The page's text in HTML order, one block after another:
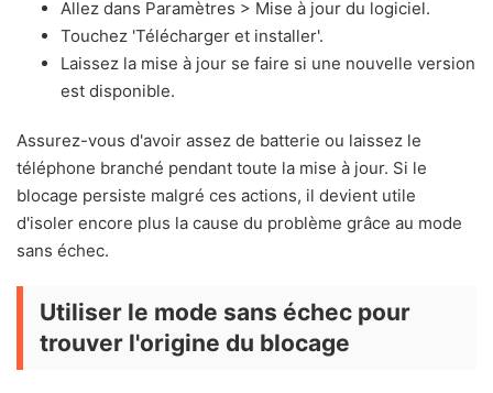
Allez dans Paramètres > Mise à jour du logiciel.
Touchez 'Télécharger et installer'.
Laissez la mise à jour se faire si une nouvelle version
est disponible.
Assurez-vous d'avoir assez de batterie ou laissez le
téléphone branché pendant toute la mise à jour. Si le
blocage persiste malgré ces actions, il devient utile
d'isoler encore plus la cause du problème grâce au mode
sans échec.
Utiliser le mode sans échec pour
trouver l'origine du blocage